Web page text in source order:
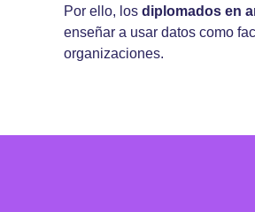
Por ello, los diplomados en
enseñar a usar datos como
organizaciones.